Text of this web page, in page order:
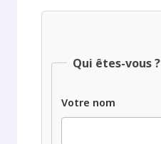
Qui êtes-vous ?
Votre nom